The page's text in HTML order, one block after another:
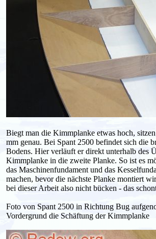
Biegt man die Kimmplanke etwas hoch,
mm genau. Bei Spant 2500 befindet sich die
Bodens. Hier verläuft er direkt unterhalb des
Kimmplanke in die zweite Planke. So ist es
das Maschinenfundament und das
machen, bevor die nächste Planke montiert
bei dieser Arbeit also nicht bücken - das
Foto von Spant 2500 in Richtung Bug
Vordergrund die Schäftung der Kimmplanke